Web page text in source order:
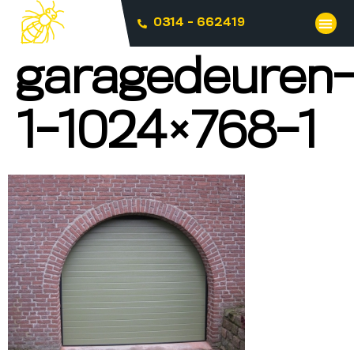
0314 - 662419
garagedeuren-
1-1024×768-1